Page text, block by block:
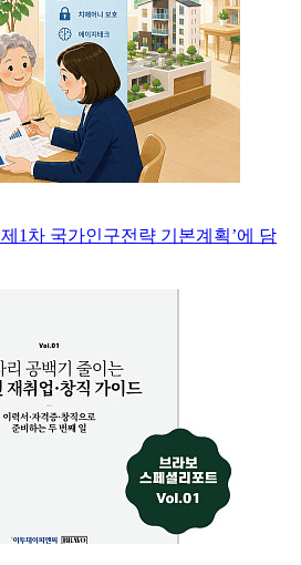
1차 국가인구전략 기본계획’에 담